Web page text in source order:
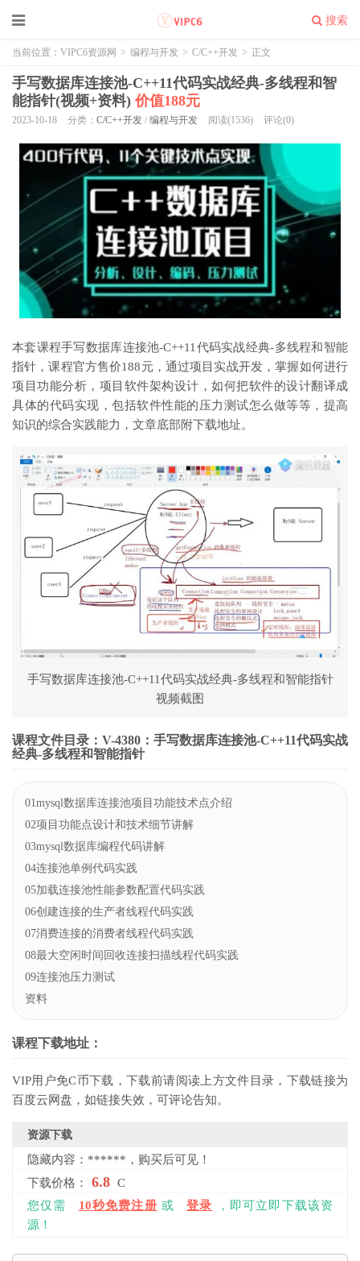
搜索
当前位置： VIPC6资源网 > 编程与开发 > C/C++开发 > 正文
手写数据库连接池-C++11代码实战经典-多线程和智
能指针(视频+资料) 价值188元
2023-10-18 分类： C/C++开发 / 编程与开发 阅读(1536) 评论(0)
本套课程手写数据库连接池-C++11代码实战经典-多线程和智能
指针，课程官方售价188元，通过项目实战开发，掌握如何进行
项目功能分析，项目软件架构设计，如何把软件的设计翻译成
具体的代码实现，包括软件性能的压力测试怎么做等等，提高
知识的综合实践能力，文章底部附下载地址。
手写数据库连接池-C++11代码实战经典-多线程和智能指针
视频截图
课程文件目录：V-4380：手写数据库连接池-C++11代码实战
经典-多线程和智能指针
01mysql数据库连接池项目功能技术点介绍
02项目功能点设计和技术细节讲解
03mysql数据库编程代码讲解
04连接池单例代码实践
05加载连接池性能参数配置代码实践
06创建连接的生产者线程代码实践
07消费连接的消费者线程代码实践
08最大空闲时间回收连接扫描线程代码实践
09连接池压力测试
资料
课程下载地址：
VIP用户免C币下载，下载前请阅读上方文件目录，下载链接为
百度云网盘，如链接失效，可评论告知。
资源下载
隐藏内容：******，购买后可见！
下载价格：
6.8 C
您仅需
10秒免费注册 或 登录 ，即可立即下载该资
源！